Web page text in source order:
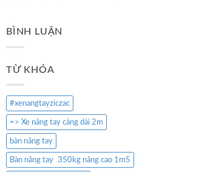
BÌNH LUẬN
TỪ KHÓA
#xenangtayziczac
=> Xe nâng tay càng dài 2m
bàn nâng tay
Bàn nâng tay 350kg nâng cao 1m5